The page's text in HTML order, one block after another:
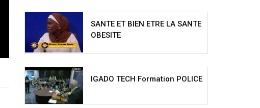
SANTE ET BIEN ETRE LA SANTE
OBESITE
IGADO TECH Formation POLICE